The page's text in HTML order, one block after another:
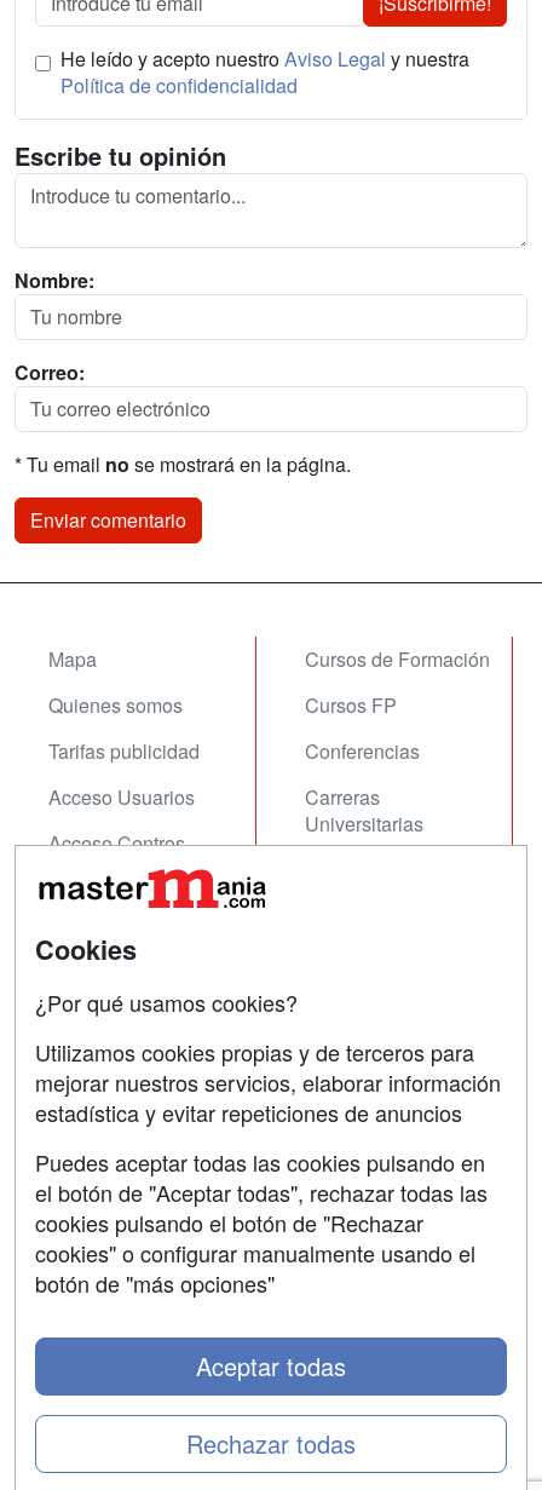
He leído y acepto nuestroAviso Legal y nuestra
Política de confidencialidad
Escribe tu opinión
Nombre:
Correo:
* Tu email no se mostrará en la página.
Mapa
Quienes somos
Tarifas publicidad
Acceso Usuarios
Acceso Centros
Cursos de Formación
Cursos FP
Conferencias
Carreras
Universitarias
Contactar
Copyleft
Grupo formazion:
Cookies
¿Por qué usamos cookies?
Utilizamos cookies propias y de terceros para
mejorar nuestros servicios, elaborar información
estadística y evitar repeticiones de anuncios
Puedes aceptar todas las cookies pulsando en
el botón de "Aceptar todas", rechazar todas las
cookies pulsando el botón de "Rechazar
cookies" o configurar manualmente usando el
botón de "más opciones"
Rechazar todas
Aceptar todas